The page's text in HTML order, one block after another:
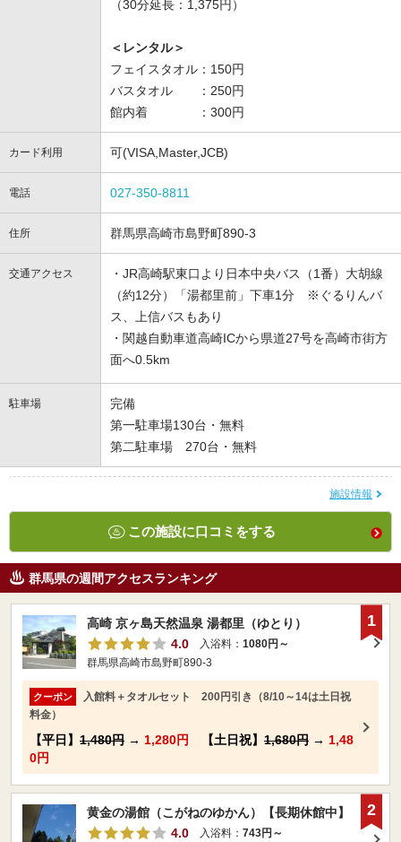
（30分延長：1,375円）
＜レンタル＞
フェイスタオル：150円
バスタオル ：250円
館内着 ：300円
カード利用 可(VISA,Master,JCB)
電話 027-350-8811
住所 群馬県高崎市島野町890-3
交通アクセス
・JR高崎駅東口より日本中央バス（1番）大胡線
（約12分）「湯都里前」下車1分 ※ぐるりんバ
ス、上信バスもあり
・関越自動車道高崎ICから県道27号を高崎市街方
面へ0.5km
駐車場
完備
第一駐車場130台・無料
第二駐車場 270台・無料
施設情報
この施設に口コミをする
群馬県の週間アクセスランキング
高崎 京ヶ島天然温泉 湯都里（ゆとり）
4.0
入浴料： 1080円～
群馬県高崎市島野町890-3
クーポン
入館料＋タオルセット 200円引き（8/10～14は土日祝
料金）
【平日】 1,480円 → 1,280円 【土日祝】 1,680円 → 1,48
0円
1
黄金の湯館（こがねのゆかん）【長期休館中】
4.0
入浴料： 743円～
2